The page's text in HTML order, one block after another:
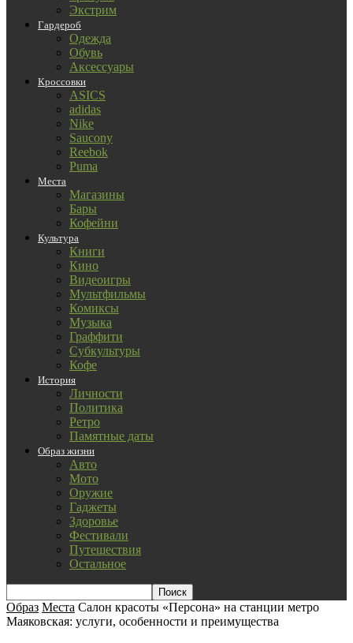
Экстрим
Гардероб
Одежда
Обувь
Аксессуары
Кроссовки
ASICS
adidas
Nike
Saucony
Reebok
Puma
Места
Магазины
Бары
Кофейни
Культура
Книги
Кино
Видеоигры
Мультфильмы
Комиксы
Музыка
Граффити
Субкультуры
Кофе
История
Личности
Политика
Ретро
Памятные даты
Образ жизни
Авто
Мото
Оружие
Гаджеты
Здоровье
Фестивали
Путешествия
Остальное
Образ Места Салон красоты «Персона» на станции метро
Маяковская: услуги, особенности и преимущества